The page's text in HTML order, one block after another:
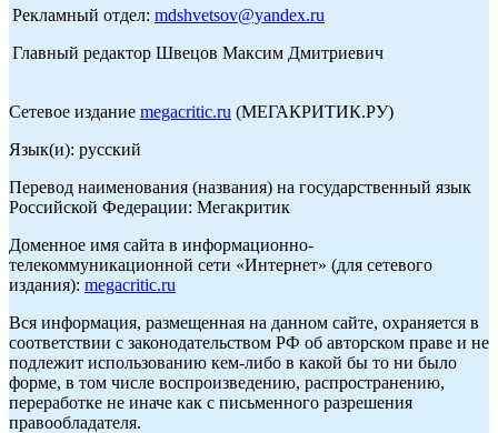
Рекламный отдел: mdshvetsov@yandex.ru
Главный редактор Швецов Максим Дмитриевич
Сетевое издание megacritic.ru (МЕГАКРИТИК.РУ)
Язык(и): русский
Перевод наименования (названия) на государственный язык
Российской Федерации: Мегакритик
Доменное имя сайта в информационно-
телекоммуникационной сети «Интернет» (для сетевого
издания): megacritic.ru
Вся информация, размещенная на данном сайте, охраняется в
соответствии с законодательством РФ об авторском праве и не
подлежит использованию кем-либо в какой бы то ни было
форме, в том числе воспроизведению, распространению,
переработке не иначе как с письменного разрешения
правообладателя.